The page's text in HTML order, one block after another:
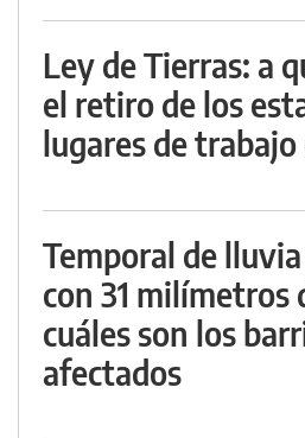
Ley de Tierras: a
el retiro de los
lugares de
Temporal de
con 31 milímetros
cuáles son los
afectados